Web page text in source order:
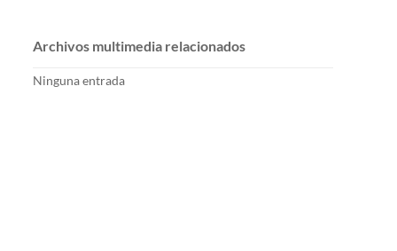
Archivos multimedia relacionados
Ninguna entrada